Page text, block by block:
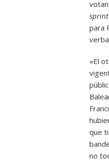
sprint
para
«El
que
no